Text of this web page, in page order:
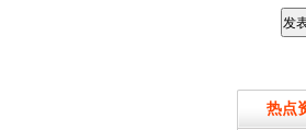
热点